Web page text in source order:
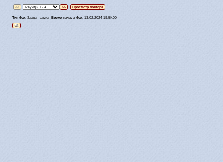
<< >> Просмотр повтора
Тип боя: Захват замка Время начала боя: 13.02.2024 19:59:00